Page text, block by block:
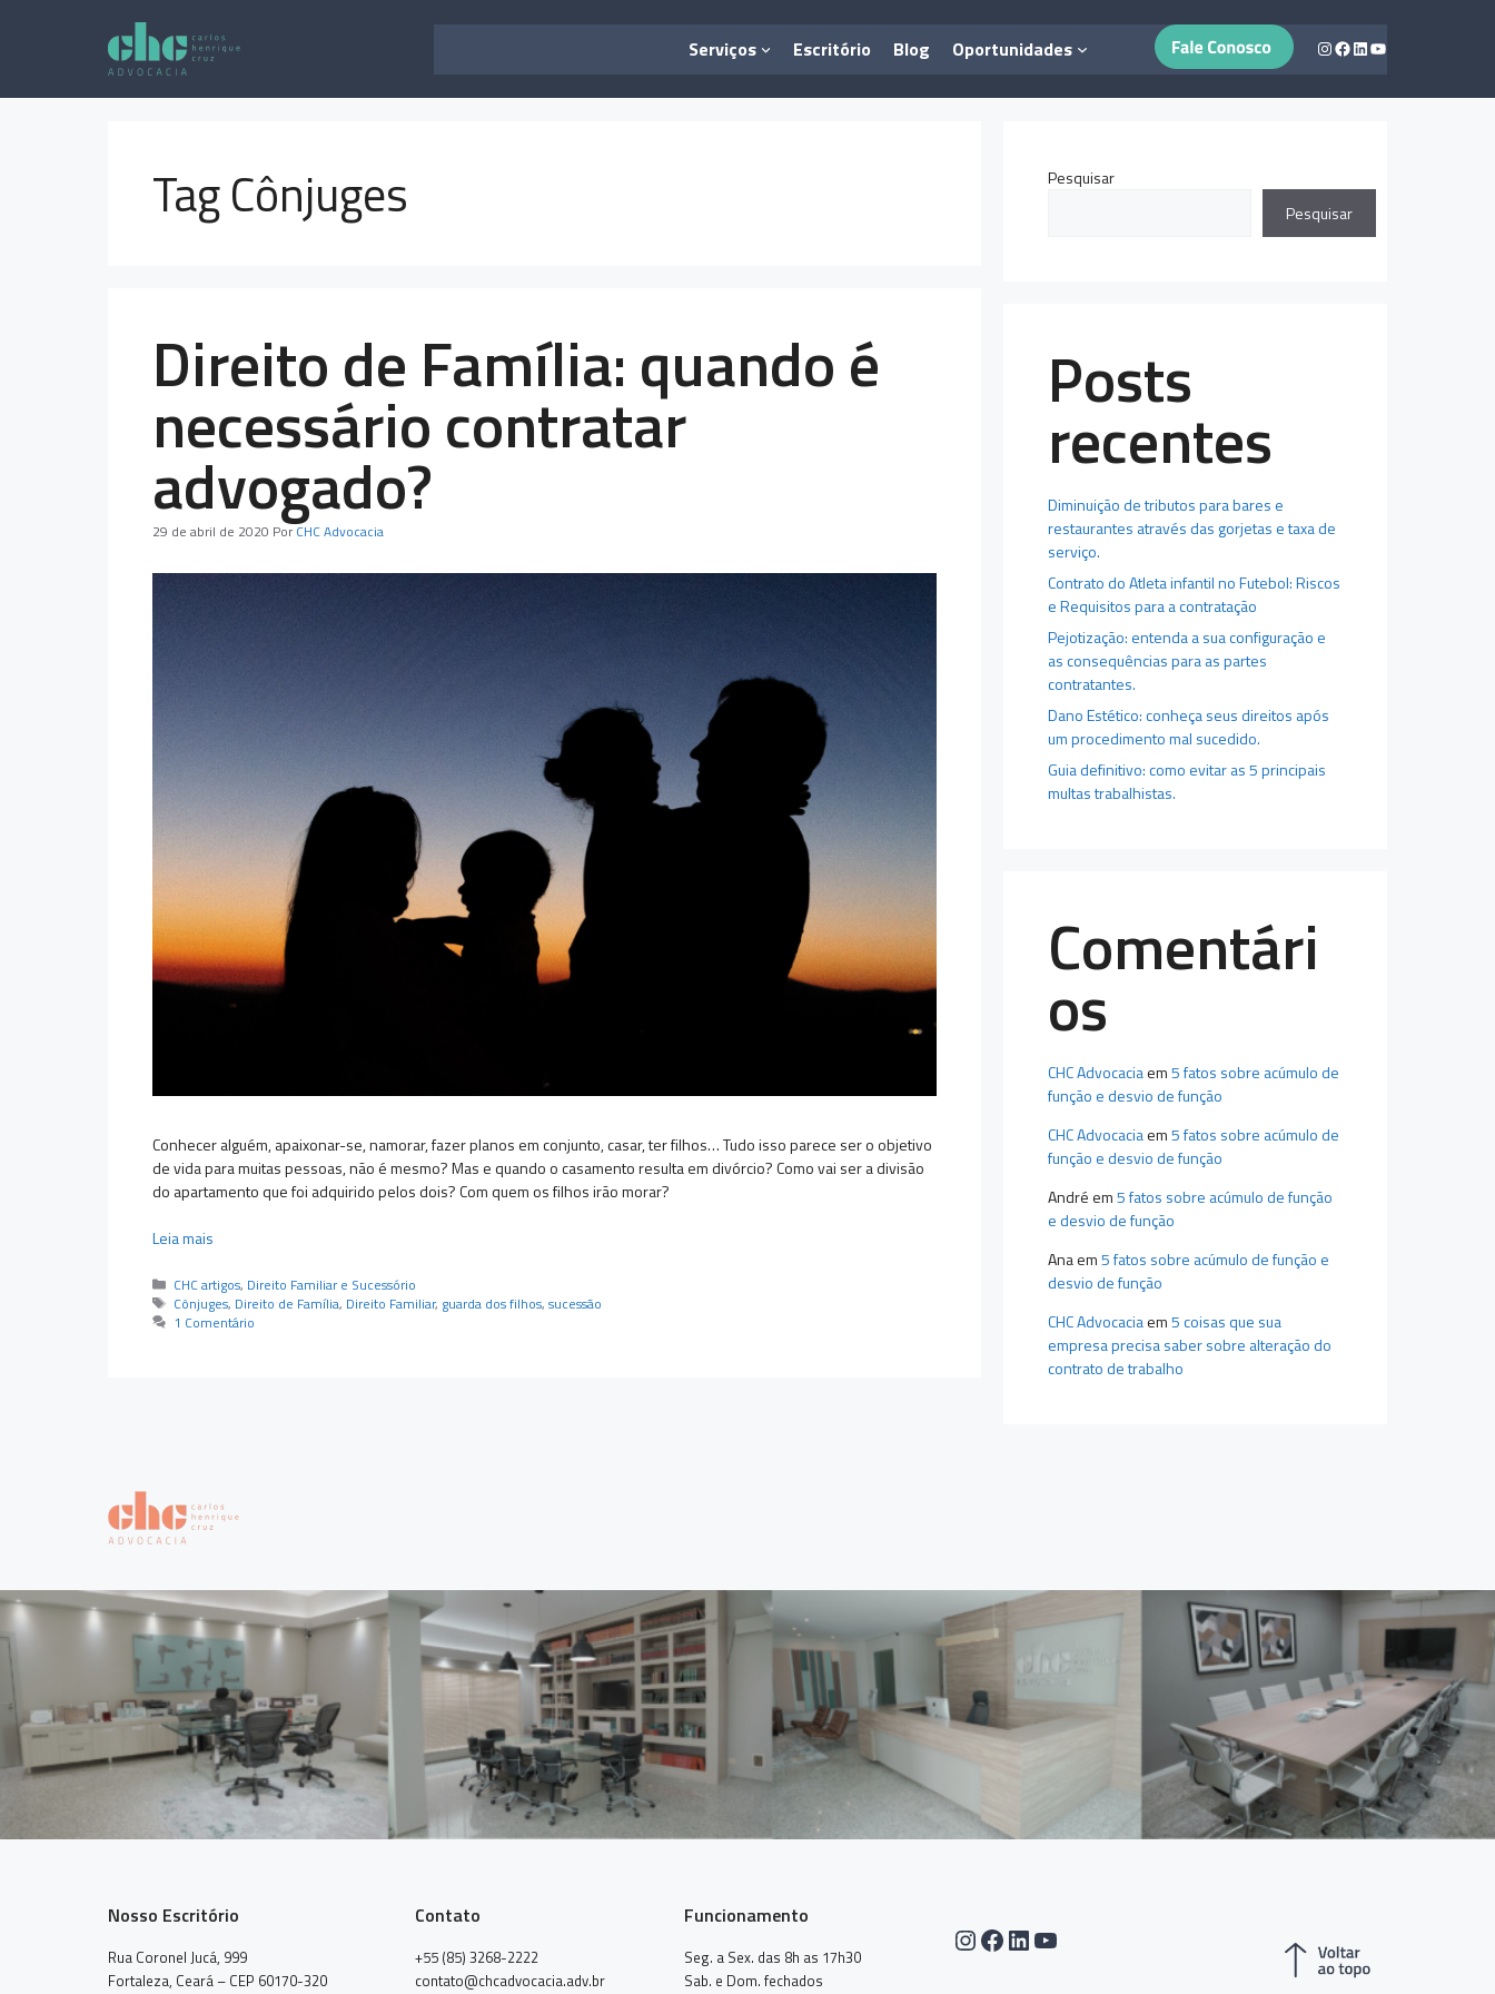
Serviços Escritório Blog Oportunidades Instagram
Facebook
LinkedIn
Youtube
Tag Cônjuges
Direito de Família: quando é
necessário contratar
advogado?
29 de abril de 2020 Por CHC Advocacia
Conhecer alguém, apaixonar-se, namorar, fazer planos em conjunto, casar, ter filhos… Tudo isso parece ser o objetivo
de vida para muitas pessoas, não é mesmo? Mas e quando o casamento resulta em divórcio? Como vai ser a divisão
do apartamento que foi adquirido pelos dois? Com quem os filhos irão morar?
Leia mais
Categorias
CHC artigos, Direito Familiar e Sucessório
Tags
Cônjuges, Direito de Família, Direito Familiar, guarda dos filhos,sucessão
1 Comentário
Pesquisar
Pesquisar
Posts
recentes
Diminuição de tributos para bares e
restaurantes através das gorjetas e taxa de
serviço.
Contrato do Atleta infantil no Futebol: Riscos
e Requisitos para a contratação
Pejotização: entenda a sua configuração e
as consequências para as partes
contratantes.
Dano Estético: conheça seus direitos após
um procedimento mal sucedido.
Guia definitivo: como evitar as 5 principais
multas trabalhistas.
Comentári
os
CHC Advocaciaem5 fatos sobre acúmulo de
função e desvio de função
CHC Advocaciaem5 fatos sobre acúmulo de
função e desvio de função
André em5 fatos sobre acúmulo de função
e desvio de função
Anaem5 fatos sobre acúmulo de função e
desvio de função
CHC Advocaciaem5 coisas que sua
empresa precisa saber sobre alteração do
contrato de trabalho
Nosso Escritório
Rua Coronel Jucá, 999
Fortaleza, Ceará – CEP 60170-320
Contato
+55 (85) 3268-2222
contato@chcadvocacia.adv.br
Funcionamento
Seg. a Sex. das 8h as 17h30
Sab. e Dom. fechados
Instagram
Facebook
LinkedIn
Youtube